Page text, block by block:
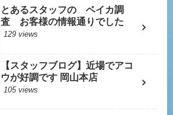
とあるスタッフの ベイカ調
査 お客様の情報通りでした
129 views
【スタッフブログ】近場でアコ
ウが好調です 岡山本店
105 views